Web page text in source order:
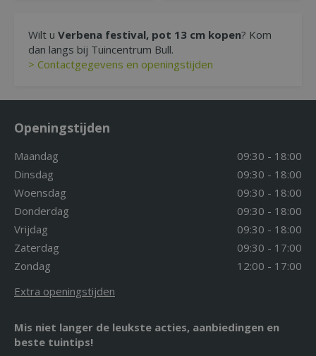
Wilt u Verbena festival, pot 13 cm kopen? Kom
dan langs bij Tuincentrum Bull.
> Contactgegevens en openingstijden
Openingstijden
Maandag
09:30 - 18:00
Dinsdag
09:30 - 18:00
Woensdag
09:30 - 18:00
Donderdag
09:30 - 18:00
Vrijdag
09:30 - 18:00
Zaterdag
09:30 - 17:00
Zondag
12:00 - 17:00
Extra openingstijden
Mis niet langer de leukste acties, aanbiedingen en
beste tuintips!